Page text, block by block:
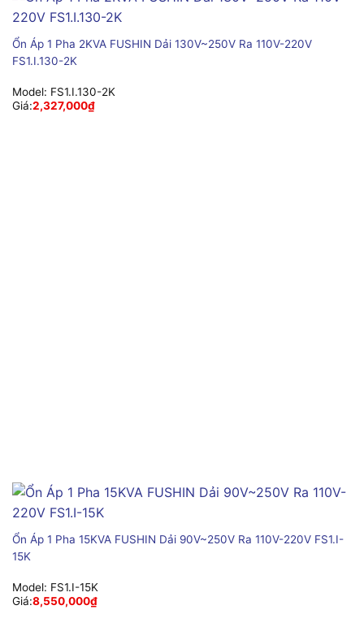
Ổn Áp 1 Pha 2KVA FUSHIN Dải 130V~250V Ra 110V-220V
FS1.I.130-2K
Model: FS1.I.130-2K
Giá:2,327,000₫
Ổn Áp 1 Pha 15KVA FUSHIN Dải 90V~250V Ra 110V-220V FS1.I-
15K
Model: FS1.I-15K
Giá:8,550,000₫